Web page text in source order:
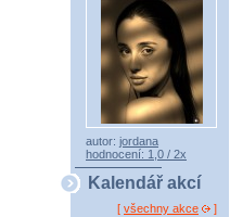
autor: jordana
hodnocení: 1,0 / 2x
Kalendář akcí
[ všechny akce ]